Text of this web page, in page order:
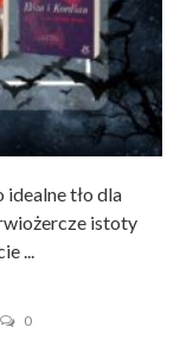
tło dla
istoty
...
0